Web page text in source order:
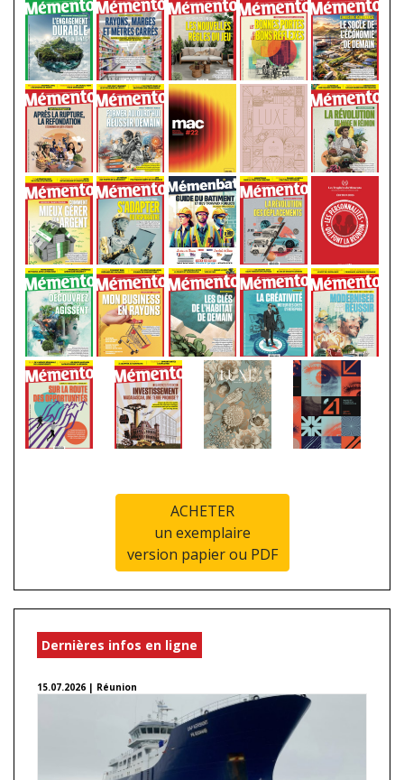
ACHETER
un exemplaire
version papier ou PDF
Dernières infos en ligne
15.07.2026 | Réunion